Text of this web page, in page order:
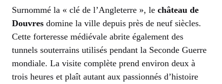
Surnommé la « clé de l’Angleterre », le château de
Douvres domine la ville depuis près de neuf siècles.
Cette forteresse médiévale abrite également des
tunnels souterrains utilisés pendant la Seconde Guerre
mondiale. La visite complète prend environ deux à
trois heures et plaît autant aux passionnés d’histoire